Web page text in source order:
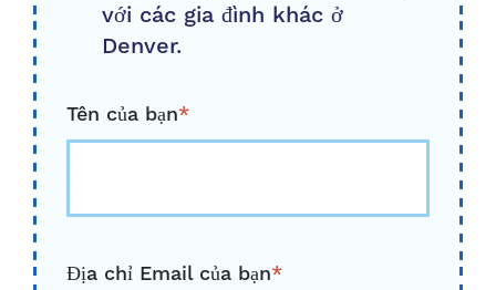
với các gia đình khác ở
Denver.
Tên của bạn*
Địa chỉ Email của bạn*